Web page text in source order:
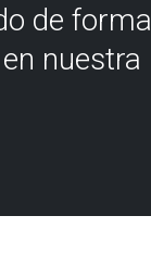
de forma
nuestra